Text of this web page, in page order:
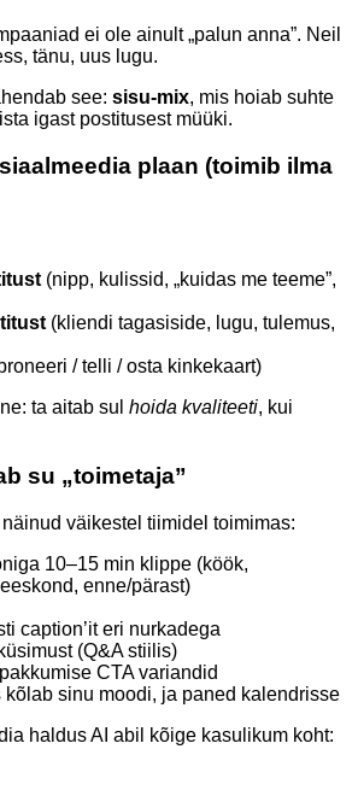
ei ole ainult „palun anna”. Neil
tänu, uus lugu.
see: sisu-mix, mis hoiab suhte
igast postitusest müüki.
plaan (toimib ilma
(nipp, kulissid, „kuidas me teeme”,
(kliendi tagasiside, lugu, tulemus,
/ telli / osta kinkekaart)
ta aitab sul hoida kvaliteeti, kui
su „toimetaja”
väikestel tiimidel toimimas:
10–15 min klippe (köök,
enne/pärast)
caption’it eri nurkadega
(Q&A stiilis)
CTA variandid
kõlab sinu moodi, ja paned kalendrisse
haldus AI abil kõige kasulikum koht: